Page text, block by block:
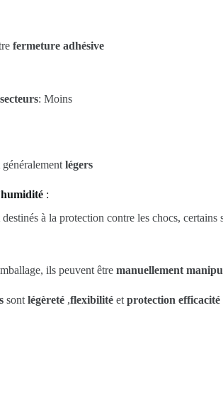
fermeture adhésive
: Moins
légers
:
à la protection contre les chocs, certains
ils peuvent être manuellement
sont légèreté ,flexibilité et protection efficacité